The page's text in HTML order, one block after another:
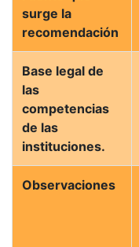
surge la
recomendación
Base legal de
las
competencias
de las
instituciones.
Observaciones